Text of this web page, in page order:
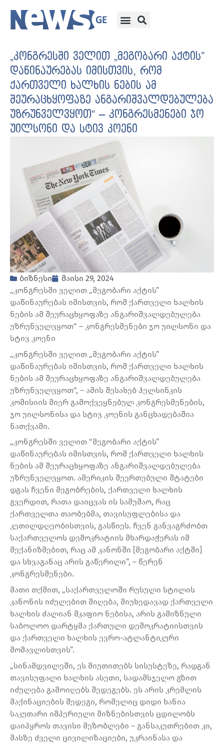
„კონგრესში ველით „მეგობარი აქტის”
დაწინაურებას იმისთვის, რომ
ქართველი ხალხის ნების ამ
შეურაცხყოფაზე ანგარიშვალდებულება
უზრუნველვყოთ“ – კონგრესმენები ჯო
უილსონი და სტივ კოენი
ბიზნესი
მაისი 29, 2024
„კონგრესში ველით „მეგობარი აქტის”
დაწინაურებას იმისთვის, რომ ქართველი ხალხის
ნების ამ შეურაცხყოფაზე ანგარიშვალდებულება
უზრუნველვყოთ“ – კონგრესმენები ჯო უილსონი და
სტივ კოენი
„კონგრესში ველით „მეგობარი აქტის”
დაწინაურებას იმისთვის, რომ ქართველი ხალხის
ნების ამ შეურაცხყოფაზე ანგარიშვალდებულება
უზრუნველვყოთ“, – ამის შესახებ ჰელსინკის
კომისიის მიერ გამოქვეყნებულ კონგრესმენების,
ჯო უილსონისა და სტივ კოენის განცხადებაშია
ნათქვამი.
„კონგრესში ველით “მეგობარი აქტის”
დაწინაურებას იმისთვის, რომ ქართველი ხალხის
ნების ამ შეურაცხყოფაზე ანგარიშვალდებულება
უზრუნველვყოთ. ამერიკის შეერთებული შტატები
დგას ჩვენი მეგობრების, ქართველი ხალხის
გვერდით, რათა დაიცვას ის სამუშაო, რაც
ქართველთა თაობებმა, თავისუფლებისა და
კეთილდღეობისთვის, გასწიეს. ჩვენ განვაგრძობთ
საქართველოს დემოკრატიის მხარდაჭერას იმ
მექანიზმებით, რაც ამ კანონში [მეგობარი აქტში]
და სხვაგანაც არის გაწერილი”, – წერენ
კონგრესმენები.
მათი თქმით, „საქართველოში რუსული სტილის
კანონის იძულებით მიღება, მიუხედავად ქართველი
ხალხის ძალიან მკაფიო ნებისა, არის გამიზნული
საბოლოო დარტყმა ქართული დემოკრატიისთვის
და ქართველი ხალხის ევრო-ატლანტიკური
მომავლისთვის”.
„სინამდვილეში, ეს მიუთითებს სისუსტეზე, რადგან
თავისუფალი ხალხის ასეთი, სადამსჯელო გზით
იძულება გამოიღებს შედეგებს. ეს არის კრემლის
მაქინაციების შედეგი, რომელიც დიდი ხანია
საკუთარი იმპერიული მიზნებისთვის ცდილობს
დაიპყროს თავისი მეზობლები – განსაკუთრებით კი,
მასზე ძველი ცივილიზაციები, უკრაინასა და